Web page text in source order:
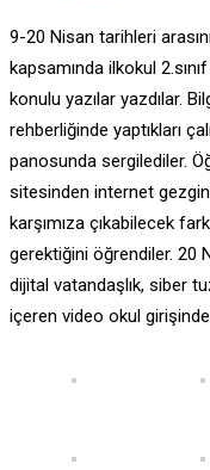
9-20 Nisan tarihleri
kapsamında ilkokul
konulu yazılar yazdılar.
rehberliğinde yaptıkları
panosunda sergilediler.
sitesinden internet
karşımıza çıkabilecek
gerektiğini öğrendiler. 20
dijital vatandaşlık, siber
içeren video okul